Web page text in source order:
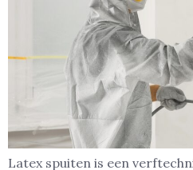
Latex spuiten is een